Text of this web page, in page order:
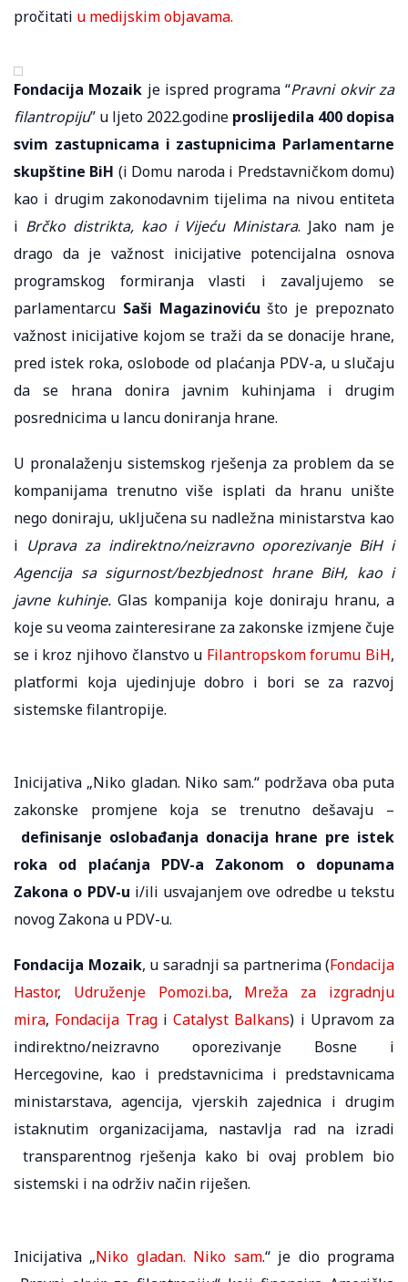
pročitati u medijskim objavama.
Fondacija Mozaik je ispred programa “Pravni okvir za
filantropiju” u ljeto 2022.godine proslijedila 400 dopisa
svim zastupnicama i zastupnicima Parlamentarne
skupštine BiH (i Domu naroda i Predstavničkom domu)
kao i drugim zakonodavnim tijelima na nivou entiteta
i Brčko distrikta, kao i Vijeću Ministara. Jako nam je
drago da je važnost inicijative potencijalna osnova
programskog formiranja vlasti i zavaljujemo se
parlamentarcu Saši Magazinoviću što je prepoznato
važnost inicijative kojom se traži da se donacije hrane,
pred istek roka, oslobode od plaćanja PDV-a, u slučaju
da se hrana donira javnim kuhinjama i drugim
posrednicima u lancu doniranja hrane.
U pronalaženju sistemskog rješenja za problem da se
kompanijama trenutno više isplati da hranu unište
nego doniraju, uključena su nadležna ministarstva kao
i Uprava za indirektno/neizravno oporezivanje BiH i
Agencija sa sigurnost/bezbjednost hrane BiH, kao i
javne kuhinje. Glas kompanija koje doniraju hranu, a
koje su veoma zainteresirane za zakonske izmjene čuje
se i kroz njihovo članstvo u Filantropskom forumu BiH,
platformi koja ujedinjuje dobro i bori se za razvoj
sistemske filantropije.
Inicijativa „Niko gladan. Niko sam.“ podržava oba puta
zakonske promjene koja se trenutno dešavaju –
definisanje oslobađanja donacija hrane pre istek
roka od plaćanja PDV-a Zakonom o dopunama
Zakona o PDV-u i/ili usvajanjem ove odredbe u tekstu
novog Zakona u PDV-u.
Fondacija Mozaik, u saradnji sa partnerima (Fondacija
Hastor, Udruženje Pomozi.ba, Mreža za izgradnju
mira, Fondacija Tragi Catalyst Balkans) i Upravom za
indirektno/neizravno oporezivanje Bosne i
Hercegovine, kao i predstavnicima i predstavnicama
ministarstava, agencija, vjerskih zajednica i drugim
istaknutim organizacijama, nastavlja rad na izradi
transparentnog rješenja kako bi ovaj problem bio
sistemski i na održiv način riješen.
Inicijativa „Niko gladan. Niko sam.“ je dio programa